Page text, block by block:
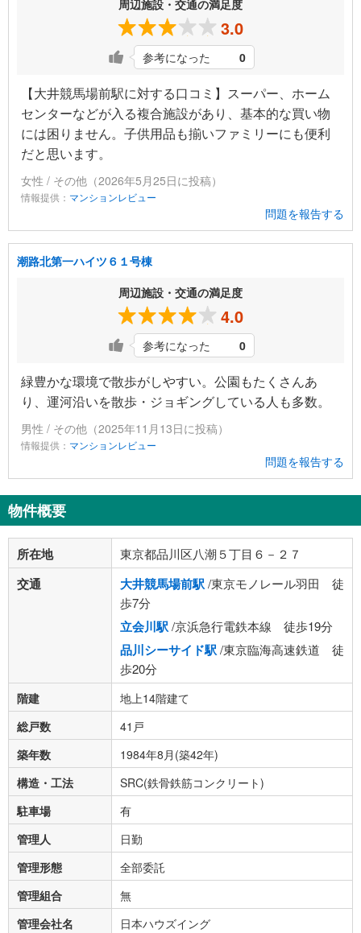
周辺施設・交通の満足度
3.0
参考になった 0
【大井競馬場前駅に対する口コミ】スーパー、ホーム
センターなどが入る複合施設があり、基本的な買い物
には困りません。子供用品も揃いファミリーにも便利
だと思います。
女性 / その他（2026年5月25日に投稿）
情報提供： マンションレビュー
問題を報告する
潮路北第一ハイツ６１号棟
周辺施設・交通の満足度
4.0
参考になった 0
緑豊かな環境で散歩がしやすい。公園もたくさんあ
り、運河沿いを散歩・ジョギングしている人も多数。
男性 / その他（2025年11月13日に投稿）
情報提供： マンションレビュー
問題を報告する
物件概要
所在地 東京都品川区八潮５丁目６－２７
交通 大井競馬場前駅/東京モノレール羽田 徒
歩7分
立会川駅/京浜急行電鉄本線 徒歩19分
品川シーサイド駅/東京臨海高速鉄道 徒
歩20分
階建
地上14階建て
総戸数
41戸
築年数
1984年8月(築42年)
構造・工法
SRC(鉄骨鉄筋コンクリート)
駐車場
有
管理人
日勤
管理形態
全部委託
管理組合
無
管理会社名
日本ハウズイング